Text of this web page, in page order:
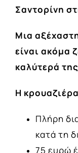
Σαντορίνη
Μια
είναι ακόμα
καλύτερά
Η
Πλήρη
κατά τη
75 ευρώ